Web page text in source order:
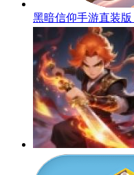
黑暗信仰手游直装版